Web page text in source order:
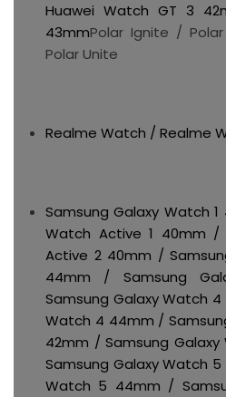
Huawei Watch GT 3
43mmPolar Ignite /
Polar Unite
Realme Watch / Realme
Samsung Galaxy Watch
Watch Active 1 40mm /
Active 2 40mm /
44mm / Samsung
Samsung Galaxy Watch
Watch 4 44mm /
42mm / Samsung
Samsung Galaxy Watch
Watch 5 44mm /